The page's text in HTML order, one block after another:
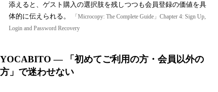
添えると、ゲスト購入の選択肢を残しつつも会員登録の価値を具
体的に伝えられる。
「Microcopy: The Complete Guide」Chapter 4: Sign Up,
Login and Password Recovery
YOCABITO — 「初めてご利用の方・会員以外の
方」で迷わせない